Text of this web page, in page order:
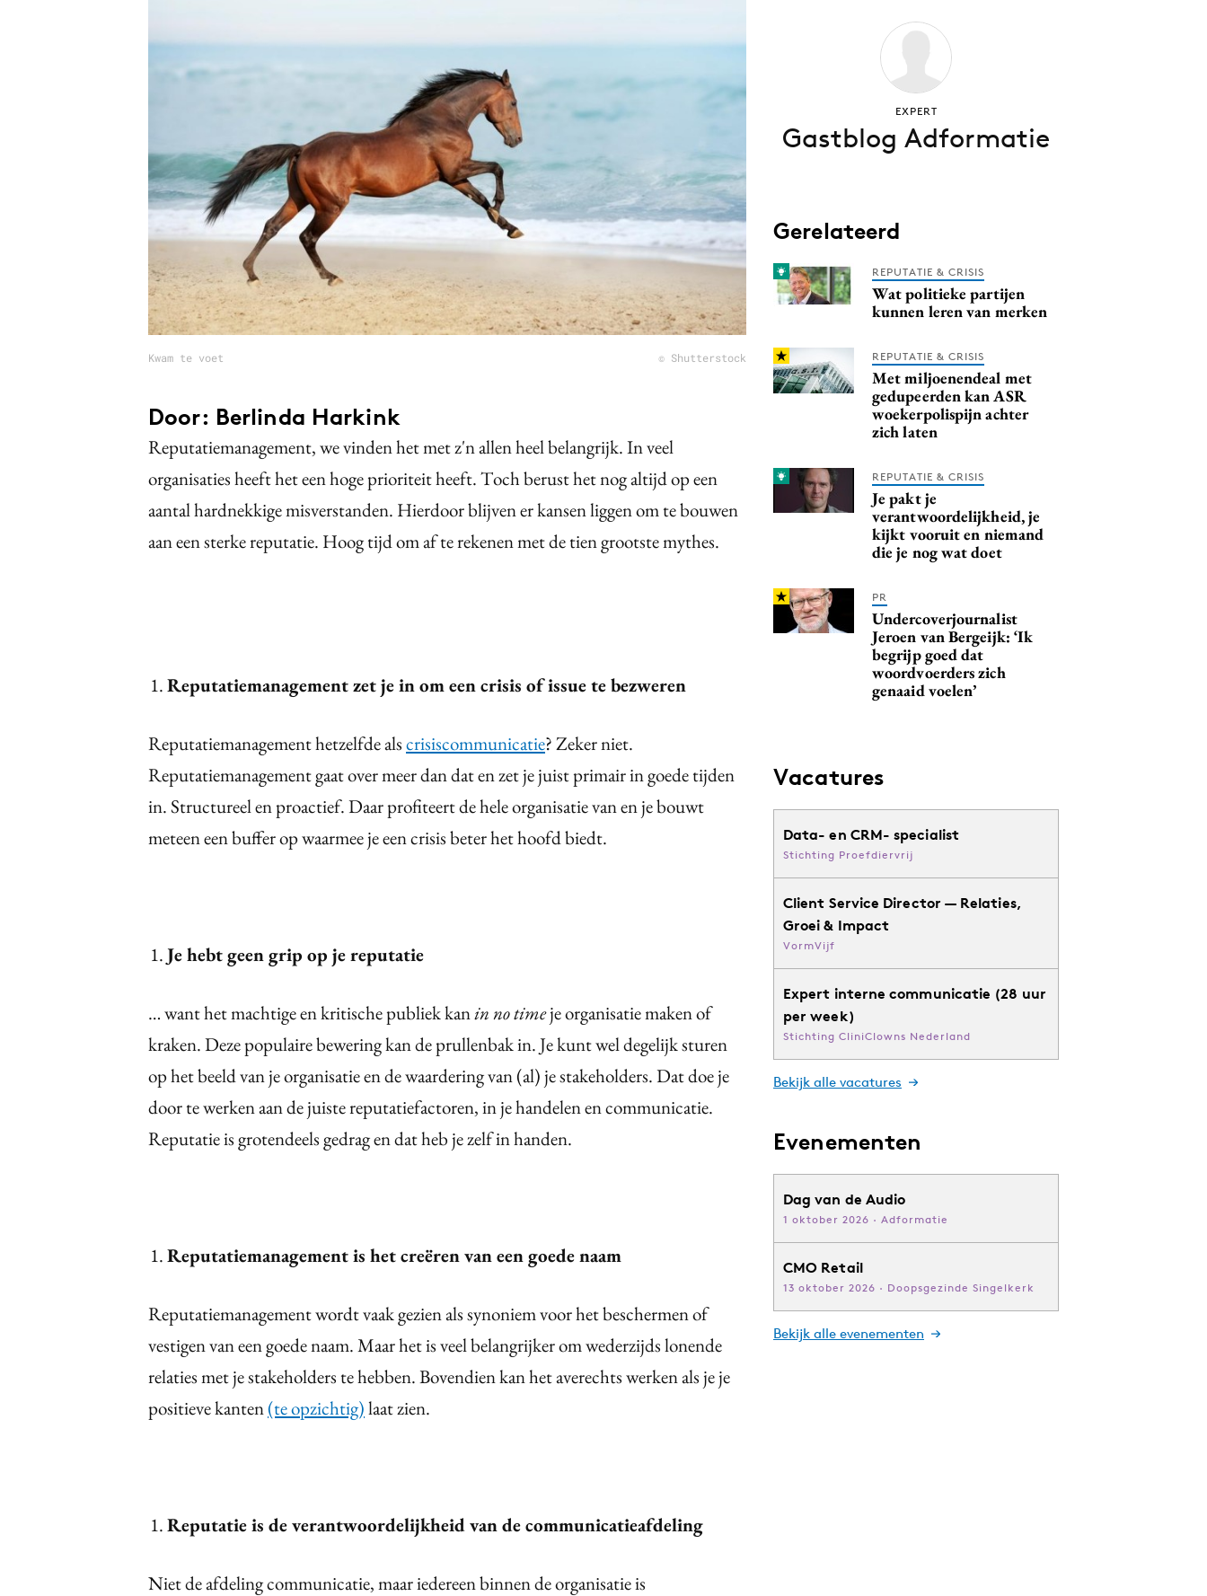
Interne communicatie
Kwam te voet © Shutterstock
Door: Berlinda Harkink
Reputatiemanagement, we vinden het met z'n allen heel belangrijk. In veel
organisaties heeft het een hoge prioriteit heeft. Toch berust het nog altijd op een
aantal hardnekkige misverstanden. Hierdoor blijven er kansen liggen om te bouwen
aan een sterke reputatie. Hoog tijd om af te rekenen met de tien grootste mythes.
Reputatiemanagement zet je in om een crisis of issue te bezweren
Reputatiemanagement hetzelfde alscrisiscommunicatie? Zeker niet.
Reputatiemanagement gaat over meer dan dat en zet je juist primair in goede tijden
in. Structureel en proactief. Daar profiteert de hele organisatie van en je bouwt
meteen een buffer op waarmee je een crisis beter het hoofd biedt.
Je hebt geen grip op je reputatie
… want het machtige en kritische publiek kanin no timeje organisatie maken of
kraken. Deze populaire bewering kan de prullenbak in. Je kunt wel degelijk sturen
op het beeld van je organisatie en de waardering van (al) je stakeholders. Dat doe je
door te werken aan de juiste reputatiefactoren, in je handelen en communicatie.
Reputatie is grotendeels gedrag en dat heb je zelf in handen.
Reputatiemanagement is het creëren van een goede naam
Reputatiemanagement wordt vaak gezien als synoniem voor het beschermen of
vestigen van een goede naam. Maar het is veel belangrijker om wederzijds lonende
relaties met je stakeholders te hebben. Bovendien kan het averechts werken als je je
positieve kanten(te opzichtig)laat zien.
Reputatie is de verantwoordelijkheid van de communicatieafdeling
Niet de afdeling communicatie, maar iedereen binnen de organisatie is
EXPERT
Gastblog Adformatie
Gerelateerd
REPUTATIE & CRISIS
Wat politieke partijen
kunnen leren van merken
REPUTATIE & CRISIS
Met miljoenendeal met
gedupeerden kan ASR
woekerpolispijn achter
zich laten
REPUTATIE & CRISIS
Je pakt je
verantwoordelijkheid, je
kijkt vooruit en niemand
die je nog wat doet
PR
Undercoverjournalist
Jeroen van Bergeijk: ‘Ik
begrijp goed dat
woordvoerders zich
genaaid voelen’
Vacatures
Data- en CRM- specialist
Stichting Proefdiervrij
Client Service Director — Relaties,
Groei & Impact
VormVijf
Expert interne communicatie (28 uur
per week)
Stichting CliniClowns Nederland
Bekijk alle vacatures
Evenementen
Dag van de Audio
1 oktober 2026 · Adformatie
CMO Retail
13 oktober 2026 · Doopsgezinde Singelkerk
Bekijk alle evenementen